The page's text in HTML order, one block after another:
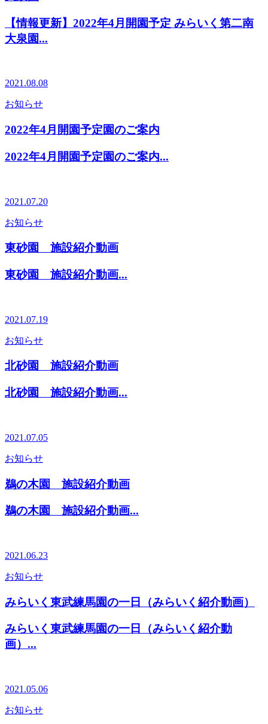
【情報更新】2022年4月開園予定 みらいく第二南
大泉園...
2021.08.08
お知らせ
2022年4月開園予定園のご案内
2022年4月開園予定園のご案内...
2021.07.20
お知らせ
東砂園 施設紹介動画
東砂園 施設紹介動画...
2021.07.19
お知らせ
北砂園 施設紹介動画
北砂園 施設紹介動画...
2021.07.05
お知らせ
鵜の木園 施設紹介動画
鵜の木園 施設紹介動画...
2021.06.23
お知らせ
みらいく東武練馬園の一日（みらいく紹介動画）
みらいく東武練馬園の一日（みらいく紹介動
画）...
2021.05.06
お知らせ